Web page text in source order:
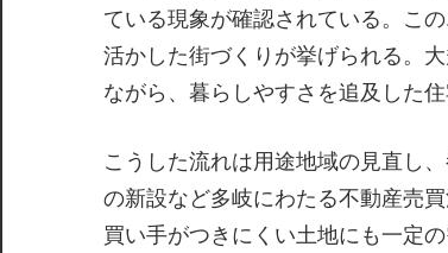
ている現象が確認されている。こ
活かした街づくりが挙げられる。
ながら、暮らしやすさを追及した住
こうした流れは用途地域の見直し
の新設など多岐にわたる不動産売
買い手がつきにくい土地にも一定